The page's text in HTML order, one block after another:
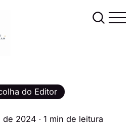
do Editor
de 2024 ∙ 1 min de leitura